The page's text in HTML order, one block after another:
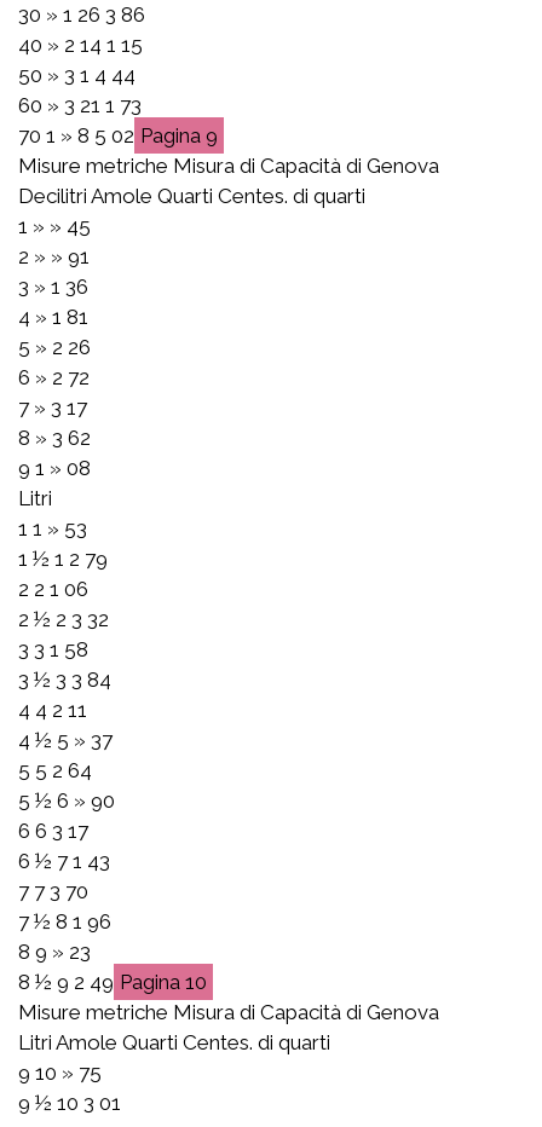
30 » 1 26 3 86
40 » 2 14 1 15
50 » 3 1 4 44
60 » 3 21 1 73
70 1 » 8 5 02
9
Misure metriche Misura di Capacità di Genova
Decilitri Amole Quarti Centes. di quarti
1 » » 45
2 » » 91
3 » 1 36
4 » 1 81
5 » 2 26
6 » 2 72
7 » 3 17
8 » 3 62
9 1 » 08
Litri
1 1 » 53
1 ½ 1 2 79
2 2 1 06
2 ½ 2 3 32
3 3 1 58
3 ½ 3 3 84
4 4 2 11
4 ½ 5 » 37
5 5 2 64
5 ½ 6 » 90
6 6 3 17
6 ½ 7 1 43
7 7 3 70
7 ½ 8 1 96
8 9 » 23
8 ½ 9 2 49
10
Misure metriche Misura di Capacità di Genova
Litri Amole Quarti Centes. di quarti
9 10 » 75
9 ½ 10 3 01